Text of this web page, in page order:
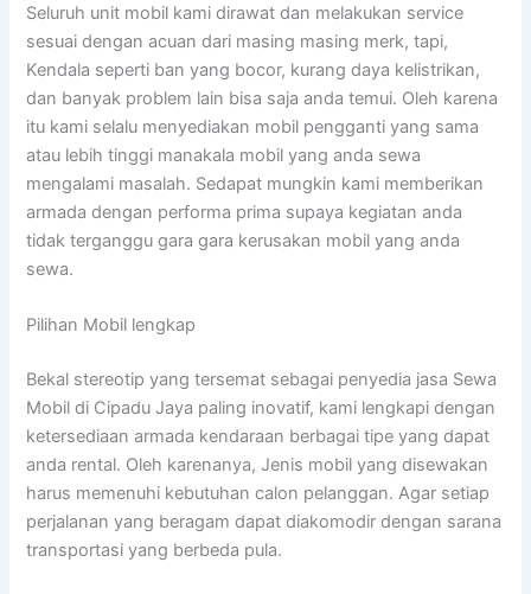
Seluruh unit mobil kami dirawat dan melakukan service
sesuai dengan acuan dari masing masing merk, tapi,
Kendala seperti ban yang bocor, kurang daya kelistrikan,
dan banyak problem lain bisa saja anda temui. Oleh karena
itu kami selalu menyediakan mobil pengganti yang sama
atau lebih tinggi manakala mobil yang anda sewa
mengalami masalah. Sedapat mungkin kami memberikan
armada dengan performa prima supaya kegiatan anda
tidak terganggu gara gara kerusakan mobil yang anda
sewa.
Pilihan Mobil lengkap
Bekal stereotip yang tersemat sebagai penyedia jasa Sewa
Mobil di Cipadu Jaya paling inovatif, kami lengkapi dengan
ketersediaan armada kendaraan berbagai tipe yang dapat
anda rental. Oleh karenanya, Jenis mobil yang disewakan
harus memenuhi kebutuhan calon pelanggan. Agar setiap
perjalanan yang beragam dapat diakomodir dengan sarana
transportasi yang berbeda pula.